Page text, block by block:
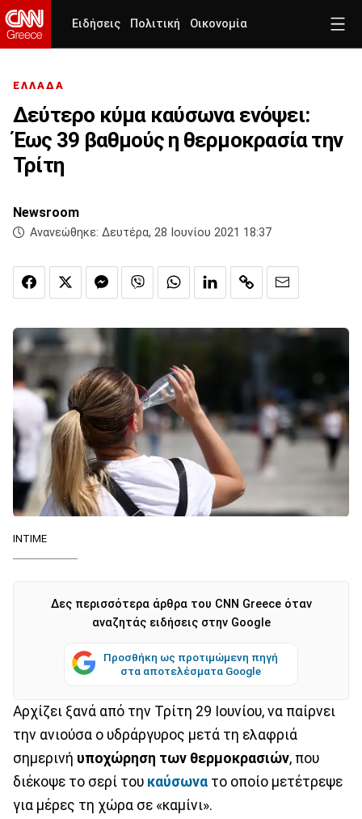
Ειδήσεις Πολιτική Οικονομία
ΕΛΛΑΔΑ
Δεύτερο κύμα καύσωνα ενόψει:
Έως 39 βαθμούς η θερμοκρασία την
Τρίτη
Newsroom
Ανανεώθηκε: Δευτέρα, 28 Ιουνίου 2021 18:37
ΙΝΤΙΜΕ
Δες περισσότερα άρθρα του CNN Greece όταν
αναζητάς ειδήσεις στην Google
Προσθήκη ως προτιμώμενη πηγή
στα αποτελέσματα Google
Αρχίζει ξανά από την Τρίτη 29 Ιουνίου, να παίρνει
την ανιούσα ο υδράργυρος μετά τη ελαφριά
σημερινή υποχώρηση των θερμοκρασιών, που
διέκοψε το σερί του καύσωνα το οποίο μετέτρεψε
για μέρες τη χώρα σε «καμίνι».